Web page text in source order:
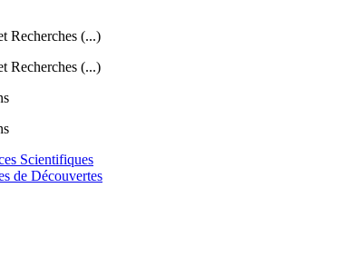
Recherches (...)
Recherches (...)
Scientifiques
de Découvertes